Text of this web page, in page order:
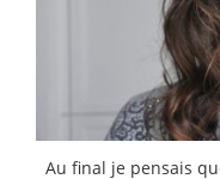
Au final je pensais